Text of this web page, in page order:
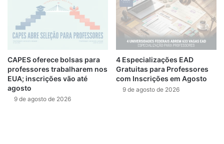
CAPES oferece bolsas para
professores trabalharem nos
EUA; inscrições vão até
agosto
9 de agosto de 2026
4 Especializações EAD
Gratuitas para Professores
com Inscrições em Agosto
9 de agosto de 2026